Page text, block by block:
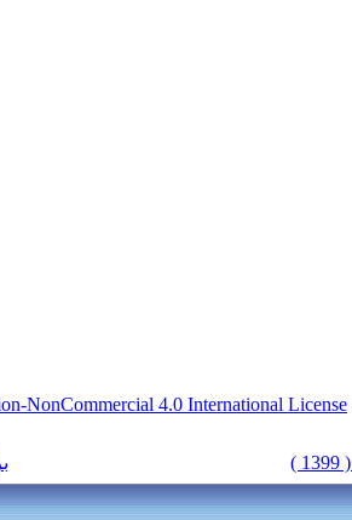
NonCommercial 4.0 International License